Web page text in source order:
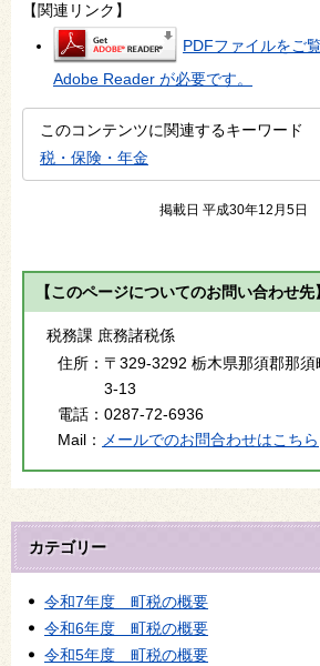
【関連リンク】
PDFファイルをご
Adobe Reader が必要です。
このコンテンツに関連するキーワード
税・保険・年金
掲載日 平成30年12月5日
【このページについてのお問い合わせ先】
税務課 庶務諸税係
住所： 〒329-3292 栃木県那須郡那
3-13
電話： 0287-72-6936
Mail： メールでのお問合わせはこちら
カテゴリー
令和7年度 町税の概要
令和6年度 町税の概要
令和5年度 町税の概要